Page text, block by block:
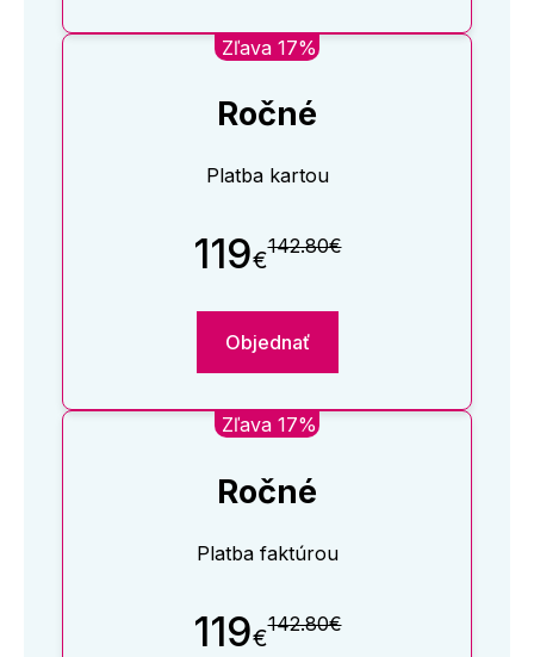
Zľava 17%
Ročné
Platba kartou
119€142.80€
Objednať
Zľava 17%
Ročné
Platba faktúrou
119€142.80€